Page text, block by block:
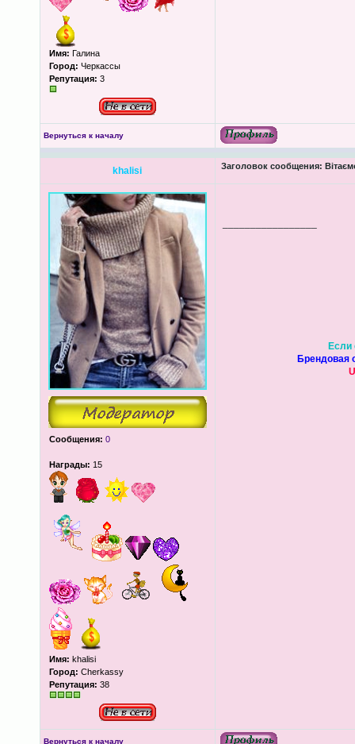
Имя: Галина
Город: Черкассы
Репутация: 3
Вернуться к началу
khalisi Заголовок сообщения:
Сообщения: 0
Награды: 15
Имя: khalisi
Город: Cherkassy
Репутация: 38
Если
Брендовая
Вернуться к началу